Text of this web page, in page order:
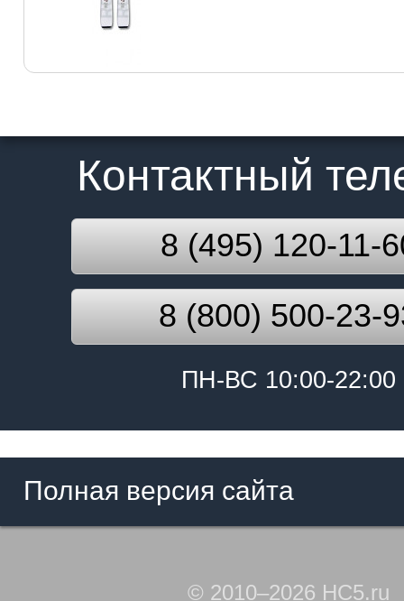
Контактный
8 (495) 120-11-
8 (800) 500-23-
ПН-ВС 10:00-22:00
Полная версия сайта
© 2010–2026 HC5.ru